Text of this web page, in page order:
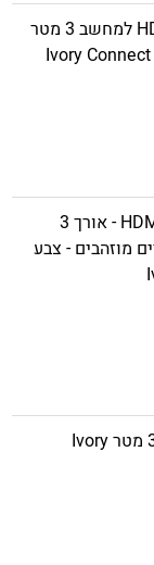
כבל מסך למחשב HDMI למחשב​ 3 מטר
כבל Micro HDMI ל-HDMI - אורך 3
מוזהבים - צבע
כבל רשת CAT 8 לבן 3 מטר Ivory